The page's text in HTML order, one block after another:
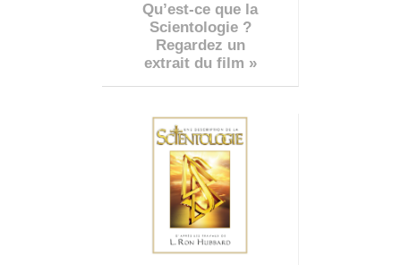
Qu’est-ce que la
Scientologie ?
Regardez un
extrait du film »